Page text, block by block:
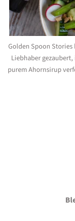
Golden Spoon
Liebhaber
purem Ahornsirup